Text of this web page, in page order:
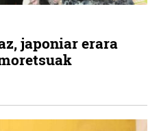
japoniar erara